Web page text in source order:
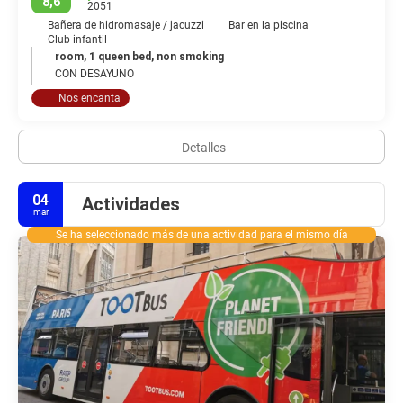
2051
Bañera de hidromasaje / jacuzzi
Bar en la piscina
Club infantil
room, 1 queen bed, non smoking
CON DESAYUNO
Nos encanta
Detalles
04
mar Actividades
Se ha seleccionado más de una actividad para el mismo día